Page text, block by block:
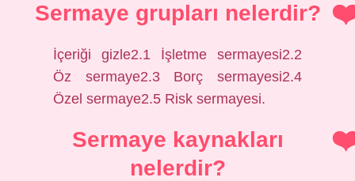
Sermaye grupları nelerdir?
İçeriği gizle2.1 İşletme sermayesi2.2
Öz sermaye2.3 Borç sermayesi2.4
Özel sermaye2.5 Risk sermayesi.
Sermaye kaynakları
nelerdir?